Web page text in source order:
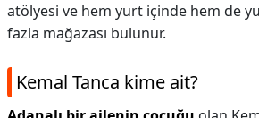
atölyesi ve hem yurt içinde hem de
fazla mağazası bulunur.
Kemal Tanca kime ait?